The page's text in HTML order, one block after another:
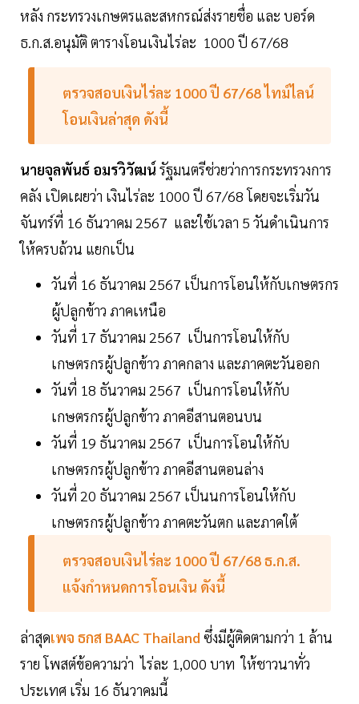
หลัง กระทรวงเกษตรและสหกรณ์ส่งรายชื่อ และ บอร์ด
ธ.ก.ส.อนุมัติ ตารางโอนเงินไร่ละ 1000 ปี 67/68
ตรวจสอบเงินไร่ละ 1000 ปี 67/68 ไทม์ไลน์
โอนเงินล่าสุด ดังนี้
นายจุลพันธ์ อมรวิวัฒน์ รัฐมนตรีช่วยว่าการกระทรวงการ
คลัง เปิดเผยว่า เงินไร่ละ 1000 ปี 67/68 โดยจะเริ่มวัน
จันทร์ที่ 16 ธันวาคม 2567 และใช้เวลา 5 วันดำเนินการ
ให้ครบถ้วน แยกเป็น
วันที่ 16 ธันวาคม 2567 เป็นการโอนให้กับเกษตรกร
ผู้ปลูกข้าว ภาคเหนือ
วันที่ 17 ธันวาคม 2567 เป็นการโอนให้กับ
เกษตรกรผู้ปลูกข้าว ภาคกลาง และภาคตะวันออก
วันที่ 18 ธันวาคม 2567 เป็นการโอนให้กับ
เกษตรกรผู้ปลูกข้าว ภาคอีสานตอนบน
วันที่ 19 ธันวาคม 2567 เป็นการโอนให้กับ
เกษตรกรผู้ปลูกข้าว ภาคอีสานตอนล่าง
วันที่ 20 ธันวาคม 2567 เป็นนการโอนให้กับ
เกษตรกรผู้ปลูกข้าว ภาคตะวันตก และภาคใต้
ตรวจสอบเงินไร่ละ 1000 ปี 67/68 ธ.ก.ส.
แจ้งกำหนดการโอนเงิน ดังนี้
ล่าสุดเพจ ธกส BAAC Thailand ซึ่งมีผู้ติดตามกว่า 1 ล้าน
ราย โพสต์ข้อความว่า ไร่ละ 1,000 บาท ให้ชาวนาทั่ว
ประเทศ เริ่ม 16 ธันวาคมนี้